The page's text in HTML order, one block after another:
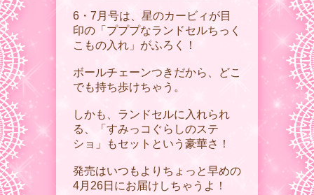
6・7月号は、星のカービィが目
印の「プププなランドセルちっく
こもの入れ」がふろく！
ボールチェーンつきだから、どこ
でも持ち歩けちゃう。
しかも、ランドセルに入れられ
る、「すみっコぐらしのステ
ショ」もセットという豪華さ！
発売はいつもよりちょっと早めの
4月26日にお届けしちゃうよ！